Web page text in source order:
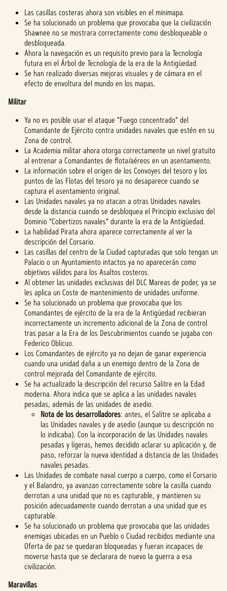
Las casillas costeras ahora son visibles en el minimapa.
Se ha solucionado un problema que provocaba que la civilización
Shawnee no se mostrara correctamente como desbloqueable o
desbloqueada.
Ahora la navegación es un requisito previo para la Tecnología
futura en el Árbol de Tecnología de la era de la Antigüedad.
Se han realizado diversas mejoras visuales y de cámara en el
efecto de envoltura del mundo en los mapas.
Militar
Ya no es posible usar el ataque “Fuego concentrado” del
Comandante de Ejército contra unidades navales que estén en su
Zona de control.
La Academia militar ahora otorga correctamente un nivel gratuito
al entrenar a Comandantes de flota/aéreos en un asentamiento.
La información sobre el origen de los Convoyes del tesoro y los
puntos de las Flotas del tesoro ya no desaparece cuando se
captura el asentamiento original.
Las Unidades navales ya no atacan a otras Unidades navales
desde la distancia cuando se desbloquea el Principio exclusivo del
Dominio “Cobertizos navales” durante la era de la Antigüedad.
La habilidad Pirata ahora aparece correctamente al ver la
descripción del Corsario.
Las casillas del centro de la Ciudad capturadas que solo tengan un
Palacio o un Ayuntamiento intactos ya no aparecerán como
objetivos válidos para los Asaltos costeros.
Al obtener las unidades exclusivas del DLC Mareas de poder, ya se
les aplica un Coste de mantenimiento de unidades uniforme.
Se ha solucionado un problema que provocaba que los
Comandantes de ejército de la era de la Antigüedad recibieran
incorrectamente un incremento adicional de la Zona de control
tras pasar a la Era de los Descubrimientos cuando se jugaba con
Federico Oblicuo.
Los Comandantes de ejército ya no dejan de ganar experiencia
cuando una unidad daña a un enemigo dentro de la Zona de
control mejorada del Comandante de ejército.
Se ha actualizado la descripción del recurso Salitre en la Edad
moderna. Ahora indica que se aplica a las unidades navales
pesadas, además de las unidades de asedio.
Nota de los desarrolladores: antes, el Salitre se aplicaba a
las Unidades navales y de asedio (aunque su descripción no
lo indicaba). Con la incorporación de las Unidades navales
pesadas y ligeras, hemos decidido aclarar su aplicación y, de
paso, reforzar la nueva identidad a distancia de las Unidades
navales pesadas.
Las Unidades de combate naval cuerpo a cuerpo, como el Corsario
y el Balandro, ya avanzan correctamente sobre la casilla cuando
derrotan a una unidad que no es capturable, y mantienen su
posición adecuadamente cuando derrotan a una unidad que es
capturable.
Se ha solucionado un problema que provocaba que las unidades
enemigas ubicadas en un Pueblo o Ciudad recibidos mediante una
Oferta de paz se quedaran bloqueadas y fueran incapaces de
moverse hasta que se declarara de nuevo la guerra a esa
civilización.
Maravillas